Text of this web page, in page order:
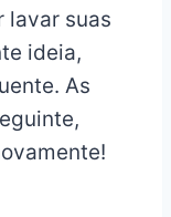
lavar suas
ideia,
As